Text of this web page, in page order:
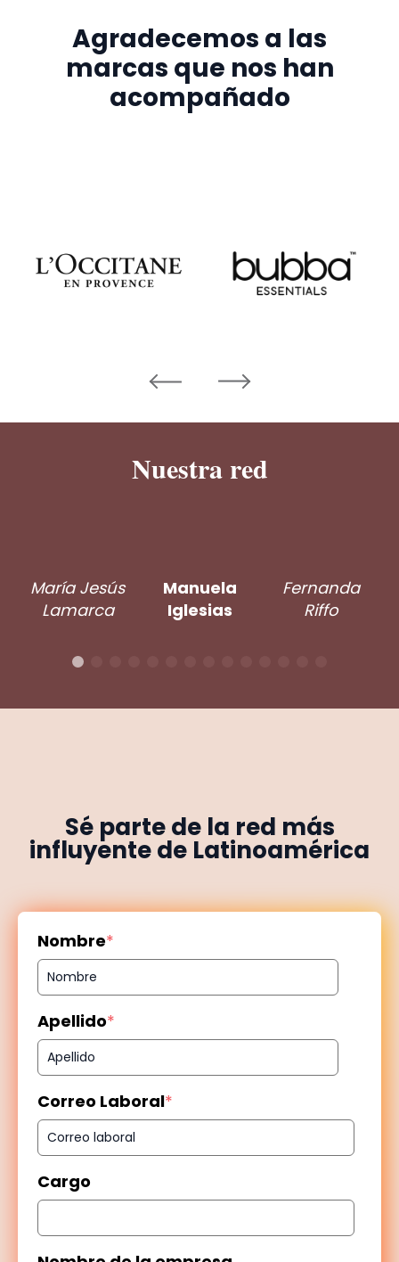
Agradecemos a las
marcas que nos han
acompañado
Nuestra red
María Jesús
Lamarca
Manuela
Iglesias
Fernanda
Riffo
Sé parte de la red más
influyente de Latinoamérica
Nombre*
Apellido*
Correo Laboral*
Cargo